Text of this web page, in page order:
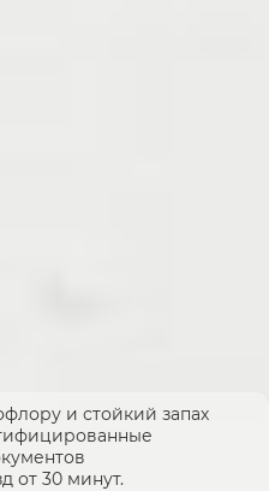
и стойкий запах
от 30 минут.